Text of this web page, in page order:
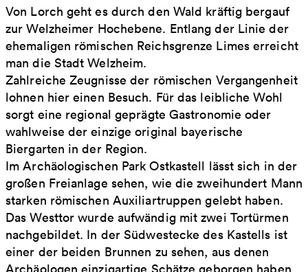
Von Lorch geht es durch den Wald kräftig bergauf
zur Welzheimer Hochebene. Entlang der Linie der
ehemaligen römischen Reichsgrenze Limes erreicht
man die Stadt Welzheim.
Zahlreiche Zeugnisse der römischen Vergangenheit
lohnen hier einen Besuch. Für das leibliche Wohl
sorgt eine regional geprägte Gastronomie oder
wahlweise der einzige original bayerische
Biergarten in der Region.
Im Archäologischen Park Ostkastell lässt sich in der
großen Freianlage sehen, wie die zweihundert Mann
starken römischen Auxiliartruppen gelebt haben.
Das Westtor wurde aufwändig mit zwei Tortürmen
nachgebildet. In der Südwestecke des Kastells ist
einer der beiden Brunnen zu sehen, aus denen